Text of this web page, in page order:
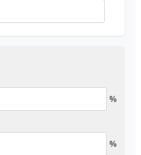
%
%